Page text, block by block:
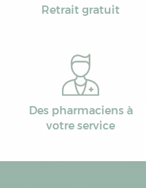
Retrait gratuit
Des pharmaciens à
votre service